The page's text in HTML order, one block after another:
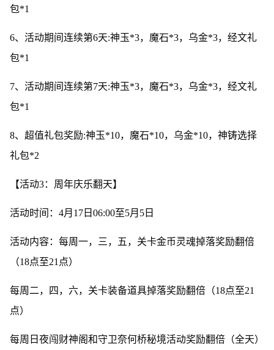
包*1
6、活动期间连续第6天:神玉*3，魔石*3，乌金*3，经文礼
包*1
7、活动期间连续第7天:神玉*3，魔石*3，乌金*3，经文礼
包*1
8、超值礼包奖励:神玉*10，魔石*10，乌金*10，神铸选择
礼包*2
【活动3：周年庆乐翻天】
活动时间：4月17日06:00至5月5日
活动内容：每周一，三，五，关卡金币灵魂掉落奖励翻倍
（18点至21点）
每周二，四，六，关卡装备道具掉落奖励翻倍（18点至21
点）
每周日夜闯财神阁和守卫奈何桥秘境活动奖励翻倍（全天）